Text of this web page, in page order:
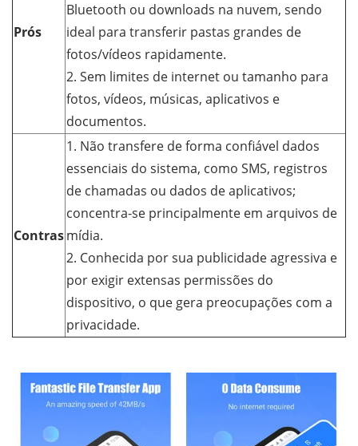
Prós
Bluetooth ou downloads na nuvem, sendo
ideal para transferir pastas grandes de
fotos/vídeos rapidamente.
2. Sem limites de internet ou tamanho para
fotos, vídeos, músicas, aplicativos e
documentos.
Contras
1. Não transfere de forma confiável dados
essenciais do sistema, como SMS, registros
de chamadas ou dados de aplicativos;
concentra-se principalmente em arquivos de
mídia.
2. Conhecida por sua publicidade agressiva e
por exigir extensas permissões do
dispositivo, o que gera preocupações com a
privacidade.